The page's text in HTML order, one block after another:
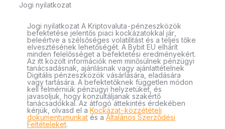
Jogi nyilatkozat
Jogi nyilatkozat A Kriptovaluta-pénzeszközök
befektetése jelentős piaci kockázatokkal jár,
beleértve a szélsőséges volatilitást és a teljes tőke
elvesztésének lehetőségét. A Bybit EU elhárít
minden felelősséget a befektetési eredményekért.
Az itt közölt információk nem minősülnek pénzügyi
tanácsadásnak, ajánlásnak vagy ajánlattételnek
Digitális pénzeszközök vásárlására, eladására
vagy tartására. A befektetőknek független módon
kell felmérniük pénzügyi helyzetüket, és
javasoljuk, hogy konzultáljanak szakértő
tanácsadókkal. Az átfogó áttekintés érdekében
kérjük, olvasd el a Kockázat-közzétételi
dokumentumunkat és a Általános Szerződési
Feltételeket.